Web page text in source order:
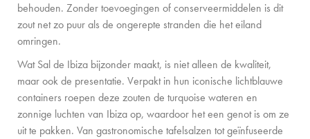
behouden. Zonder toevoegingen of conserveermiddelen is dit
zout net zo puur als de ongerepte stranden die het eiland
omringen.
Wat Sal de Ibiza bijzonder maakt, is niet alleen de kwaliteit,
maar ook de presentatie. Verpakt in hun iconische lichtblauwe
containers roepen deze zouten de turquoise wateren en
zonnige luchten van Ibiza op, waardoor het een genot is om ze
uit te pakken. Van gastronomische tafelsalzen tot geïnfuseerde